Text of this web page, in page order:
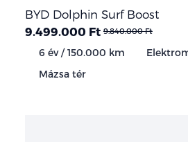
BYD Dolphin Surf Boost
9.499.000 Ft 9.840.000 Ft
6 év / 150.000 km
Mázsa tér